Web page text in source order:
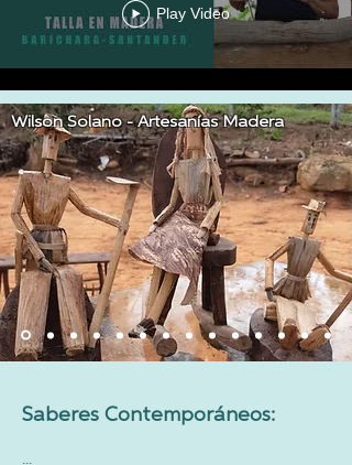
Play Video
Wilson Solano - Artesanías Madera
Saberes Contemporáneos:
...